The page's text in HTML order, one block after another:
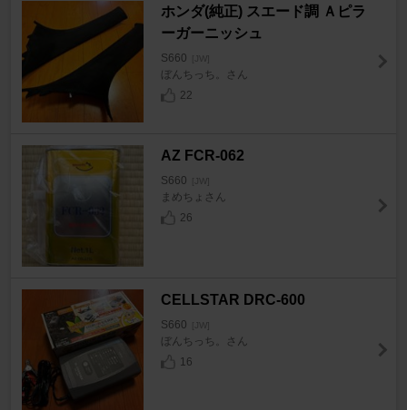
ホンダ(純正) スエード調 Ａピラ
ーガーニッシュ
S660 [JW]
ぼんちっち。さん
22
AZ FCR-062
S660 [JW]
まめちょさん
26
CELLSTAR DRC-600
S660 [JW]
ぼんちっち。さん
16